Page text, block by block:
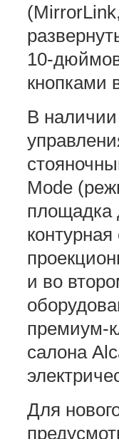
10-
кнопками
В
Mode
площадка
и во
премиум-
салона
Для